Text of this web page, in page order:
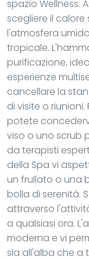
spazio Wellness.
scegliere il
l'atmosfera
tropicale.
purificazione,
esperienze
cancellare la
di visite o
potete
viso o uno scrub
da terapisti
della Spa vi
un frullato o una
bolla di serenità.
attraverso
a qualsiasi ora.
moderna e vi
sia all'alba che a